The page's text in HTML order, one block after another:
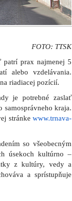
FOTO: TTSK
patrí prax najmenej 5
alebo vzdelávania.
riadiacej pozícií.
je potrebné zaslať
samosprávneho kraja.
stránke www.trnava-
so všeobecným
úsekoch kultúrno –
z kultúry, vedy a
a sprístupňuje